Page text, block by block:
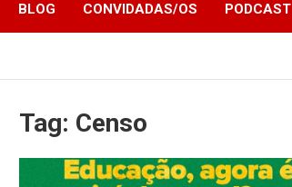
BLOG CONVIDADAS/OS PODCAST
Tag: Censo